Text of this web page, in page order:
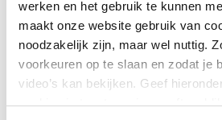
werken en het gebruik te kunnen
maakt onze website gebruik van
noodzakelijk zijn, maar wel nuttig.
voorkeuren op te slaan en zodat je
video’s kan bekijken. Geef
cookies je toestemming geeft en
Nadat de mogelijke
de concentratie van de vervuilende
waar en of het sediment
worden. Bij lage concentraties van
zal het sediment gemakkelijker